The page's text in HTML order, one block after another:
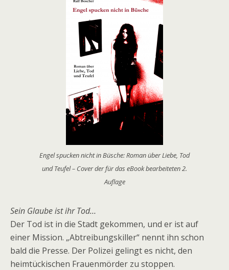
Engel spucken nicht in Büsche: Roman über Liebe, Tod
und Teufel – Cover der für das eBook bearbeiteten 2.
Auflage
Sein Glaube ist ihr Tod…
Der Tod ist in die Stadt gekommen, und er ist auf
einer Mission. „Abtreibungskiller“ nennt ihn schon
bald die Presse. Der Polizei gelingt es nicht, den
heimtückischen Frauenmörder zu stoppen.